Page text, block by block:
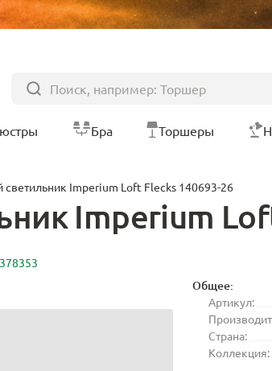
Бра Торшеры
светильник Imperium Loft Flecks 140693-26
Imperium
Общее:
Артикул:
Страна:
Коллекция: